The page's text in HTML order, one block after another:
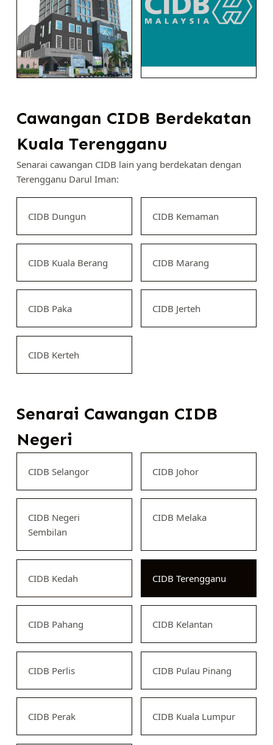
Cawangan CIDB Berdekatan
Kuala Terengganu
Senarai cawangan CIDB lain yang berdekatan dengan
Terengganu Darul Iman:
CIDB Dungun CIDB Kemaman
CIDB Kuala Berang CIDB Marang
CIDB Paka CIDB Jerteh
CIDB Kerteh
Senarai Cawangan CIDB
Negeri
CIDB Selangor CIDB Johor
CIDB Negeri
Sembilan
CIDB Melaka
CIDB Kedah CIDB Terengganu
CIDB Pahang CIDB Kelantan
CIDB Perlis CIDB Pulau Pinang
CIDB Perak CIDB Kuala Lumpur